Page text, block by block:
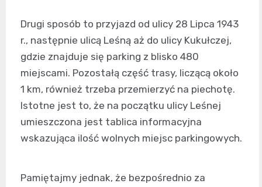
Drugi sposób to przyjazd od ulicy 28 Lipca 1943
r., następnie ulicą Leśną aż do ulicy Kukułczej,
gdzie znajduje się parking z blisko 480
miejscami. Pozostałą część trasy, liczącą około
1 km, również trzeba przemierzyć na piechotę.
Istotne jest to, że na początku ulicy Leśnej
umieszczona jest tablica informacyjna
wskazująca ilość wolnych miejsc parkingowych.
Pamiętajmy jednak, że bezpośrednio za